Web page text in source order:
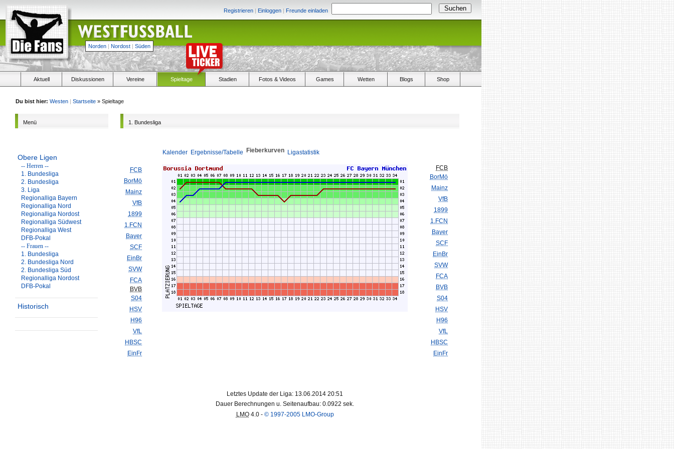
Registrieren | Einloggen | Freunde einladen
Norden | Nordost | Süden
Aktuell Diskussionen Vereine Spieltage Stadien Fotos & Videos Games Wetten Blogs Shop
Du bist hier: Westen | Startseite » Spieltage
Menü
Obere Ligen
-- Herren --
1. Bundesliga
2. Bundesliga
3. Liga
Regionalliga Bayern
Regionalliga Nord
Regionalliga Nordost
Regionalliga Südwest
Regionalliga West
DFB-Pokal
-- Frauen --
1. Bundesliga
2. Bundesliga Nord
2. Bundesliga Süd
Regionalliga Nordost
DFB-Pokal
Historisch
1. Bundesliga
Kalender Ergebnisse/Tabelle Fieberkurven Ligastatistik
FCB
BorMö
Mainz
VfB
1899
1.FCN
Bayer
SCF
EinBr
SVW
FCA
BVB
S04
HSV
H96
VfL
HBSC
EinFr
FCB
BorMö
Mainz
VfB
1899
1.FCN
Bayer
SCF
EinBr
SVW
FCA
BVB
S04
HSV
H96
VfL
HBSC
EinFr
Letztes Update der Liga: 13.06.2014 20:51
Dauer Berechnungen u. Seitenaufbau: 0.0922 sek.
LMO4.0 - © 1997-2005 LMO-Group